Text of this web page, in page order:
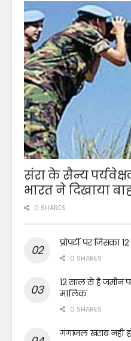
संरा के सैन्य
भारत ने दिखाया
0 SHARES
प्रोपर्टी पर जिसका
0 SHARES
12 साल से है जमीन
मालिक
0 SHARES
गंगाजल खराब नहीं